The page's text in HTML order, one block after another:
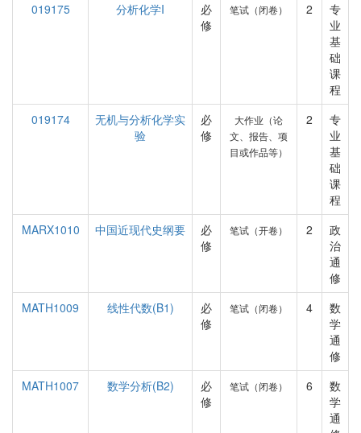
019175 分析化学I
必
修
笔试（闭卷） 2
专
业
基
础
课
程
019174
无机与分析化学实
验
必
修
大作业（论
文、报告、项
目或作品等）
2
专
业
基
础
课
程
MARX1010
中国近现代史纲要
必
修
笔试（开卷） 2
政
治
通
修
MATH1009
线性代数(B1)
必
修
笔试（闭卷） 4
数
学
通
修
MATH1007
数学分析(B2)
必
修
笔试（闭卷） 6
数
学
通